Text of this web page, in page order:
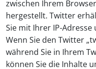
zwischen Ihrem
hergestellt. Twitter
Sie mit Ihrer IP-
Wenn Sie den Twitter
während Sie in Ihrem
können Sie die Inhalte